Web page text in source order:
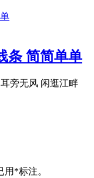
条 简简单单
旁无风 闲逛江畔
用 *标注。